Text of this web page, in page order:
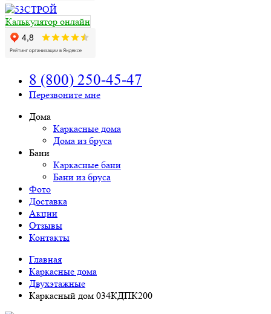
Калькулятор онлайн
8 (800) 250-45-47
Перезвоните мне
Дома
Каркасные дома
Дома из бруса
Бани
Каркасные бани
Бани из бруса
Фото
Доставка
Акции
Отзывы
Контакты
Главная
Каркасные дома
Двухэтажные
Каркасный дом 034КДПК200